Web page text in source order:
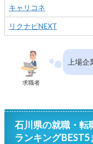
キャリコネ
リクナビNEXT
求職者
上場企
石川県の就職・転
ランキングBEST5